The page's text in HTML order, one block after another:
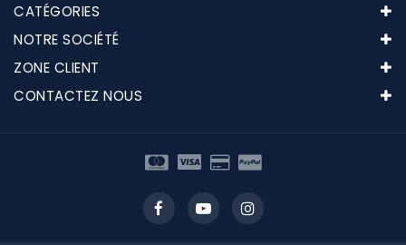
CATÉGORIES
NOTRE SOCIÉTÉ
ZONE CLIENT
CONTACTEZ NOUS